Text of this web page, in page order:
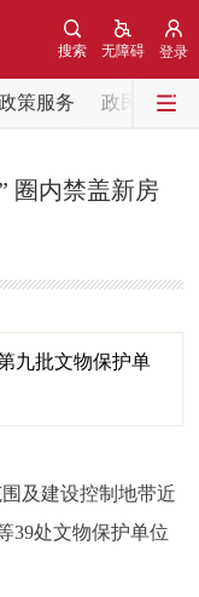
登录
无障碍
搜索
策服务 政民互动
政策服务
回应关切
圈内禁盖新房
九批文物保护单
及建设控制地带近
39处文物保护单位